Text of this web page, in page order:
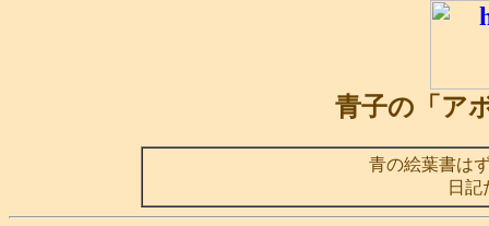
青子の「ア
青の絵葉書は
日記